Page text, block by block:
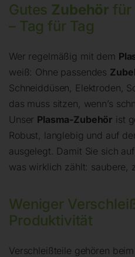
Gutes Zubehör für
– Tag für Tag
Wer regelmäßig mit dem
weiß: Ohne passendes
Schneiddüsen, Elektroden,
das muss sitzen, wenn’s
Unser Plasma-Zubehör ist
Robust, langlebig und auf
ausgelegt. Damit Sie sich
was wirklich zählt: saubere,
Weniger
Produktivität
Verschleißteile gehören beim